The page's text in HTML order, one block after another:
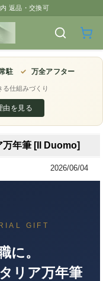
返品・交換可
駐 ✓ 万全アフター
仕組みづくり
由を見る
万年筆 [Il Duomo]
2026/06/04
GIFT
に。
リア万年筆